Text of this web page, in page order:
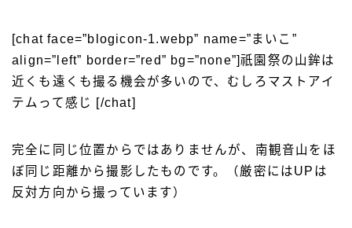
[chat face=”blogicon-1.webp” name=”まいこ”
align=”left” border=”red” bg=”none”]祇園祭の山鉾は
近くも遠くも撮る機会が多いので、むしろマストアイ
テムって感じ [/chat]
完全に同じ位置からではありませんが、南観音山をほ
ぼ同じ距離から撮影したものです。（厳密にはUPは
反対方向から撮っています）